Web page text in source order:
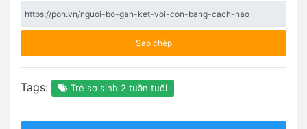
Sao chép
Tags: Trẻ sơ sinh 2 tuần tuổi